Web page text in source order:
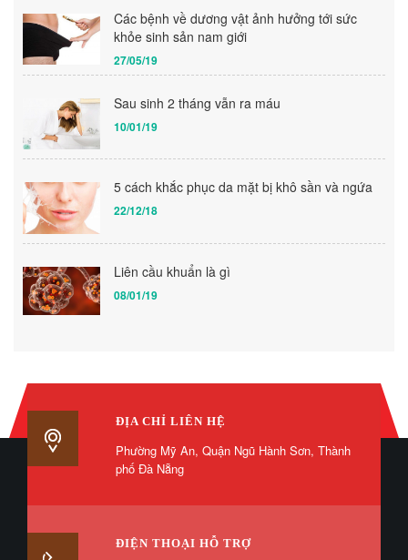
Các bệnh về dương vật ảnh hưởng tới sức
khỏe sinh sản nam giới
27/05/19
Sau sinh 2 tháng vẫn ra máu
10/01/19
5 cách khắc phục da mặt bị khô sần và ngứa
22/12/18
Liên cầu khuẩn là gì
08/01/19
ĐỊA CHỈ LIÊN HỆ
Phường Mỹ An, Quận Ngũ Hành Sơn, Thành
phố Đà Nẵng
ĐIỆN THOẠI HỖ TRỢ